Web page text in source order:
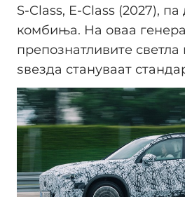
S-Class, E-Class (2027),
комбиња. На оваа
препознатливите
ѕвезда стануваат